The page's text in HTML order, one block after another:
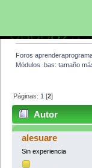
Foros
Módulos .bas: tamaño
Páginas: 1 [2]
Autor
(Leído 25026
alesuare
Sin experiencia